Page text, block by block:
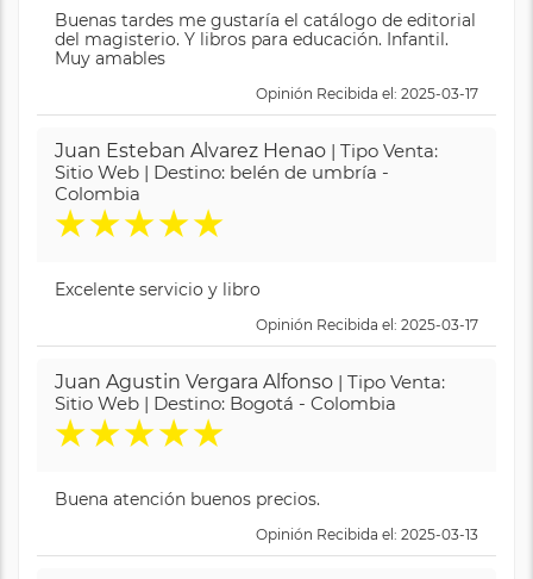
Buenas tardes me gustaría el catálogo de editorial
del magisterio. Y libros para educación. Infantil.
Muy amables
Opinión Recibida el: 2025-03-17
Juan Esteban Alvarez Henao | Tipo Venta:
Sitio Web | Destino: belén de umbría -
Colombia
★★★★★
Excelente servicio y libro
Opinión Recibida el: 2025-03-17
Juan Agustin Vergara Alfonso | Tipo Venta:
Sitio Web | Destino: Bogotá - Colombia
★★★★★
Buena atención buenos precios.
Opinión Recibida el: 2025-03-13